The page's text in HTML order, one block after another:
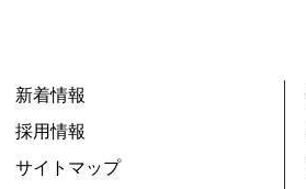
新着情報
採用情報
サイトマップ